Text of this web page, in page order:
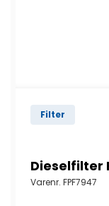
Filter
Dieselfilter
Varenr. FPF7947